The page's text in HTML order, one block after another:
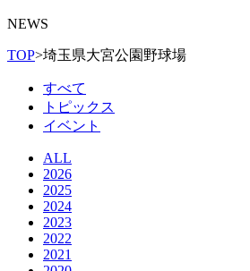
NEWS
TOP>埼玉県大宮公園野球場
すべて
トピックス
イベント
ALL
2026
2025
2024
2023
2022
2021